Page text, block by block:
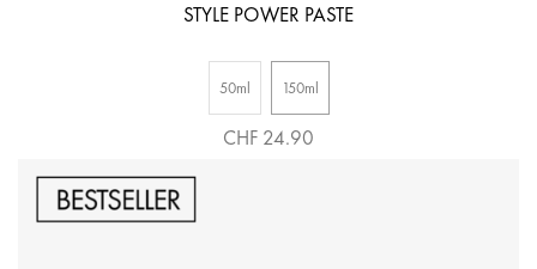
STYLE POWER PASTE
50ml 150ml
CHF 24.90